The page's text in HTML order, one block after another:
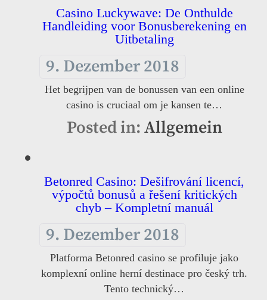
Casino Luckywave: De Onthulde
Handleiding voor Bonusberekening en
Uitbetaling
9. Dezember 2018
Het begrijpen van de bonussen van een online
casino is cruciaal om je kansen te…
Posted in: Allgemein
Betonred Casino: Dešifrování licencí,
výpočtů bonusů a řešení kritických
chyb – Kompletní manuál
9. Dezember 2018
Platforma Betonred casino se profiluje jako
komplexní online herní destinace pro český trh.
Tento technický…